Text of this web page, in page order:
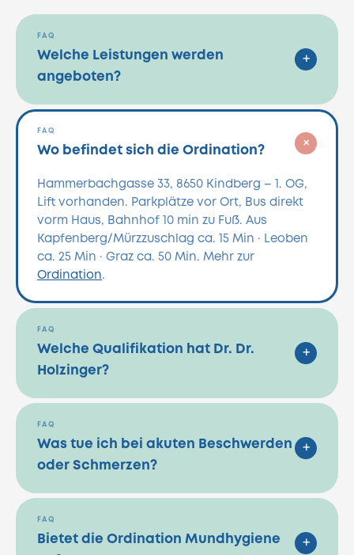
FAQ
Welche Leistungen werden
angeboten?
+
FAQ
Wo befindet sich die Ordination?
+
Hammerbachgasse 33, 8650 Kindberg – 1. OG,
Lift vorhanden. Parkplätze vor Ort, Bus direkt
vorm Haus, Bahnhof 10 min zu Fuß. Aus
Kapfenberg/Mürzzuschlag ca. 15 Min · Leoben
ca. 25 Min · Graz ca. 50 Min. Mehr zur
Ordination.
FAQ
Welche Qualifikation hat Dr. Dr.
Holzinger?
+
FAQ
Was tue ich bei akuten Beschwerden
oder Schmerzen?
+
FAQ
Bietet die Ordination Mundhygiene
+